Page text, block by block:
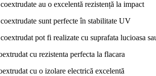
au o excelentă rezistență la impact
sunt perfecte în stabilitate UV
pot fi realizate cu suprafata lucioasa
cu rezistenta perfecta la flacara
cu o izolare electrică excelentă